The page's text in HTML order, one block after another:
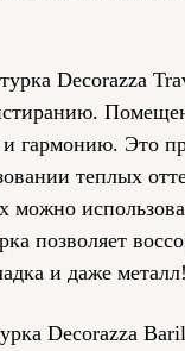
Decorazza
гармонию. Это
теплых
можно
позволяет
и даже металл!
Decorazza